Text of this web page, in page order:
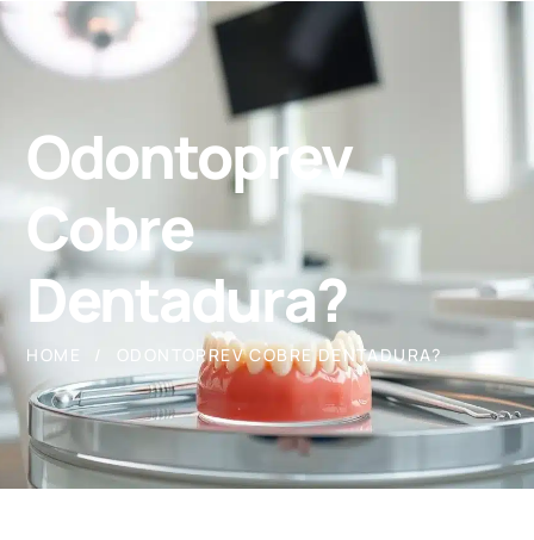
Odontoprev
Cobre
Dentadura?
HOME ODONTOPREV COBRE DENTADURA?